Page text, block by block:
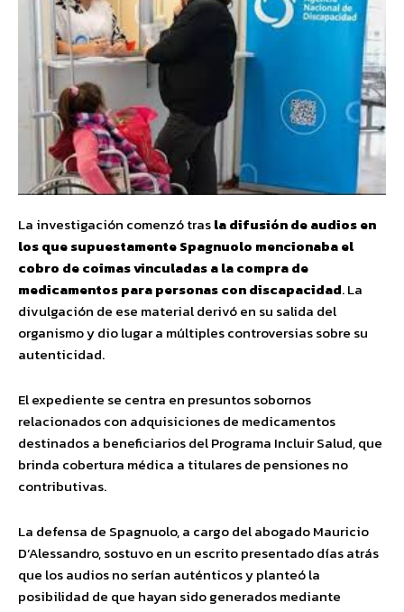
La investigación comenzó trasla difusión de audios en
los que supuestamente Spagnuolo mencionaba el
cobro de coimas vinculadas a la compra de
medicamentos para personas con discapacidad. La
divulgación de ese material derivó en su salida del
organismo y dio lugar a múltiples controversias sobre su
autenticidad.
El expediente se centra en presuntos sobornos
relacionados con adquisiciones de medicamentos
destinados a beneficiarios del Programa Incluir Salud, que
brinda cobertura médica a titulares de pensiones no
contributivas.
La defensa de Spagnuolo, a cargo del abogado Mauricio
D’Alessandro, sostuvo en un escrito presentado días atrás
que los audios no serían auténticos y planteó la
posibilidad de que hayan sido generados mediante